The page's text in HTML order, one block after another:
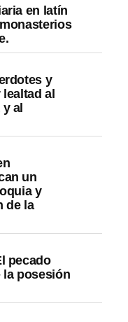
en latín
y
al
al
un
y
de la
pecado
la posesión